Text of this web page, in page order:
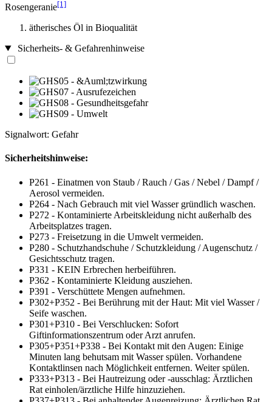
Rosengeranie[1]
ätherisches Öl in Bioqualität
Sicherheits- & Gefahrenhinweise
Signalwort: Gefahr
Sicherheitshinweise:
P261 - Einatmen von Staub / Rauch / Gas / Nebel / Dampf /
Aerosol vermeiden.
P264 - Nach Gebrauch mit viel Wasser gründlich waschen.
P272 - Kontaminierte Arbeitskleidung nicht außerhalb des
Arbeitsplatzes tragen.
P273 - Freisetzung in die Umwelt vermeiden.
P280 - Schutzhandschuhe / Schutzkleidung / Augenschutz /
Gesichtsschutz tragen.
P331 - KEIN Erbrechen herbeiführen.
P362 - Kontaminierte Kleidung ausziehen.
P391 - Verschüttete Mengen aufnehmen.
P302+P352 - Bei Berührung mit der Haut: Mit viel Wasser /
Seife waschen.
P301+P310 - Bei Verschlucken: Sofort
Giftinformationszentrum oder Arzt anrufen.
P305+P351+P338 - Bei Kontakt mit den Augen: Einige
Minuten lang behutsam mit Wasser spülen. Vorhandene
Kontaktlinsen nach Möglichkeit entfernen. Weiter spülen.
P333+P313 - Bei Hautreizung oder -ausschlag: Ärztlichen
Rat einholen/ärztliche Hilfe hinzuziehen.